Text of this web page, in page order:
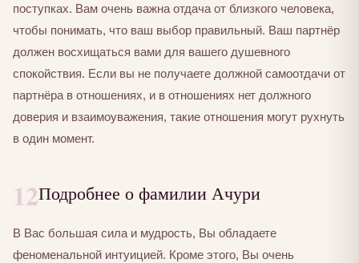
поступках. Вам очень важна отдача от близкого человека,
чтобы понимать, что ваш выбор правильный. Ваш партнёр
должен восхищаться вами для вашего душевного
спокойствия. Если вы не получаете должной самоотдачи от
партнёра в отношениях, и в отношениях нет должного
доверия и взаимоуважения, такие отношения могут рухнуть
в один момент.
12Подробнее о фамилии Ачури
В Вас большая сила и мудрость, Вы обладаете
феноменальной интуицией. Кроме этого, Вы очень